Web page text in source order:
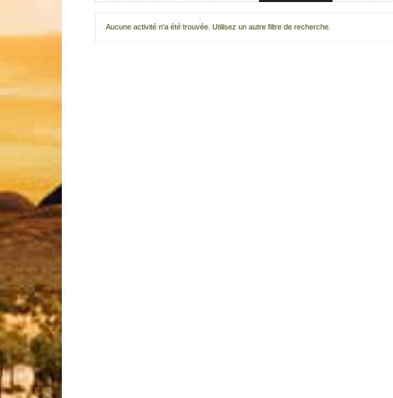
Aucune activité n'a été trouvée. Utilisez un autre filtre de recherche.